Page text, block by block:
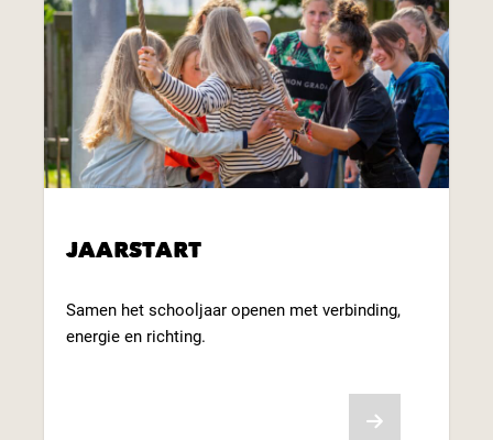
JAARSTART
Samen het schooljaar openen met verbinding,
energie en richting.